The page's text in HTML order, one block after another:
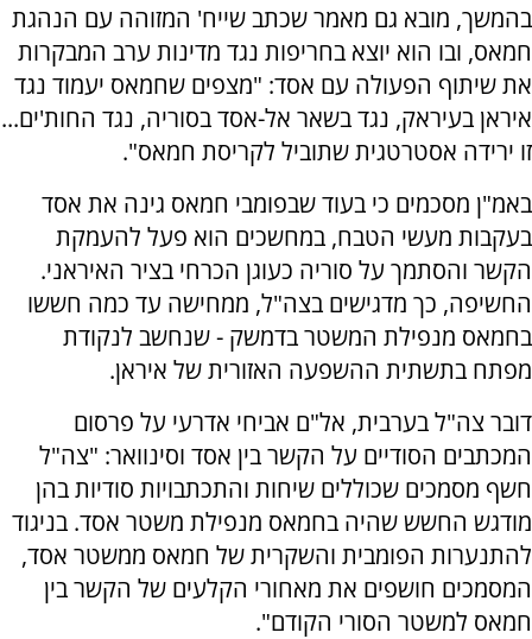
בהמשך, מובא גם מאמר שכתב שייח' המזוהה עם הנהגת
חמאס, ובו הוא יוצא בחריפות נגד מדינות ערב המבקרות
את שיתוף הפעולה עם אסד: "מצפים שחמאס יעמוד נגד
איראן בעיראק, נגד בשאר אל-אסד בסוריה, נגד החות'ים...
זו ירידה אסטרטגית שתוביל לקריסת חמאס".
באמ"ן מסכמים כי בעוד שבפומבי חמאס גינה את אסד
בעקבות מעשי הטבח, במחשכים הוא פעל להעמקת
הקשר והסתמך על סוריה כעוגן הכרחי בציר האיראני.
החשיפה, כך מדגישים בצה"ל, ממחישה עד כמה חששו
בחמאס מנפילת המשטר בדמשק - שנחשב לנקודת
מפתח בתשתית ההשפעה האזורית של איראן.
דובר צה"ל בערבית, אל"ם אביחי אדרעי על פרסום
המכתבים הסודיים על הקשר בין אסד וסינוואר: "צה"ל
חשף מסמכים שכוללים שיחות והתכתבויות סודיות בהן
מודגש החשש שהיה בחמאס מנפילת משטר אסד. בניגוד
להתנערות הפומבית והשקרית של חמאס ממשטר אסד,
המסמכים חושפים את מאחורי הקלעים של הקשר בין
חמאס למשטר הסורי הקודם".